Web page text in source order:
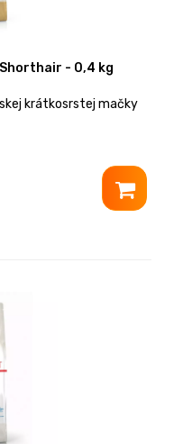
- 0,4 kg
krátkosrstej mačky